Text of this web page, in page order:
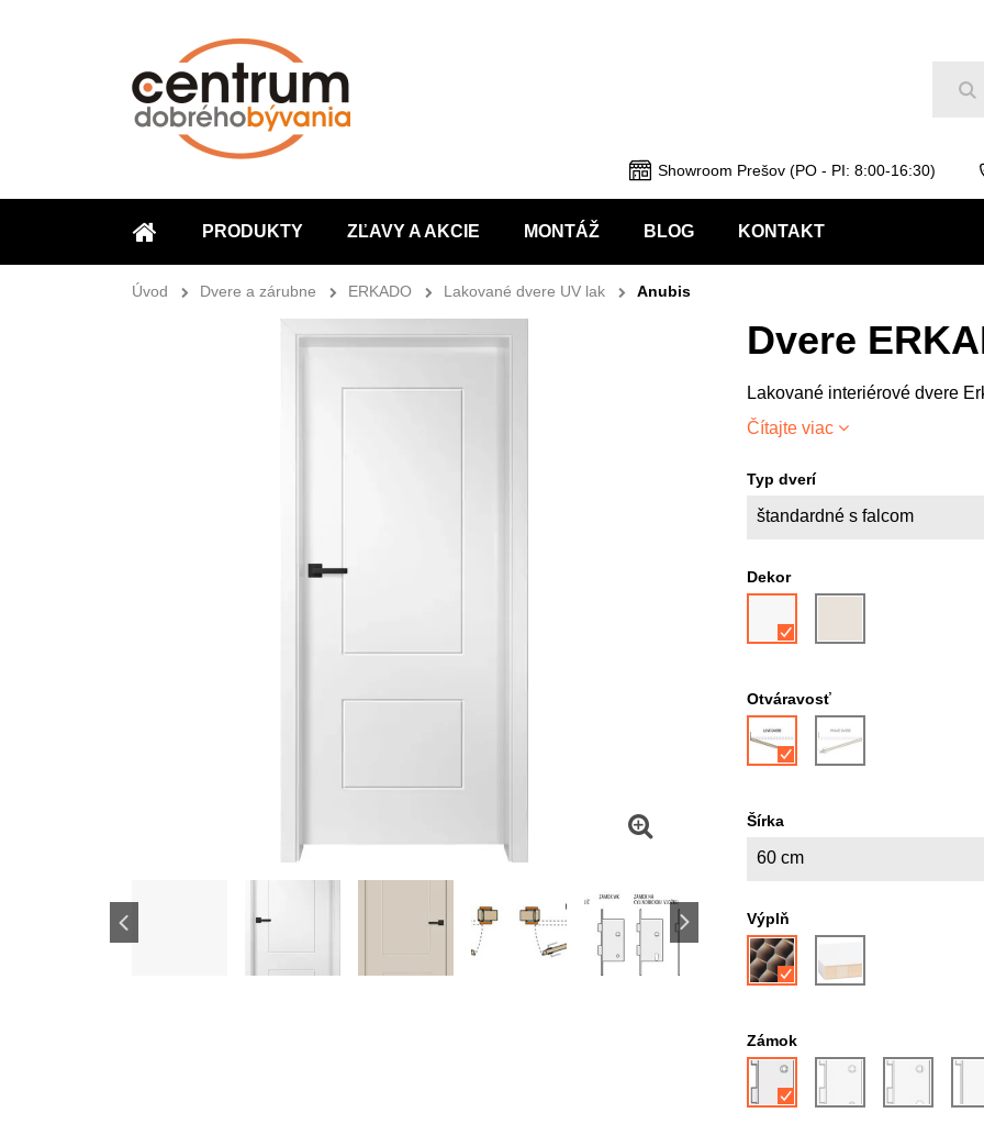
ÚVOD
PRODUKTY ZĽAVY A AKCIE MONTÁŽ BLOG KONTAKT
Showroom Prešov (PO - PI: 8:00-16:30)
Úvod Dvere a zárubne ERKADO Lakované dvere UV lak Anubis
Dvere
Lakované interiérové dvere
Čítajte viac
Typ dverí
štandardné s falcom
Dekor
Otváravosť
Šírka
60 cm
Výplň
Zámok